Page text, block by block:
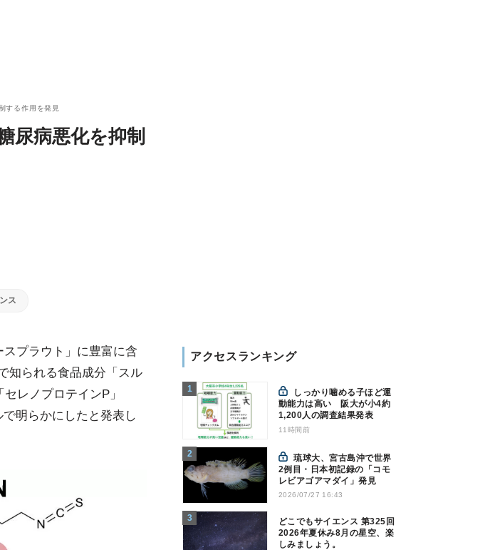
する作用を発見
尿病悪化を抑制
ス
プラウト」に豊富に含
知られる食品成分「スル
レノプロテインP」
明らかにしたと発表し
アクセスランキング
動能力は高い 阪大が小4約
1,200人の調査結果発表
11時間前
琉球大、宮古島沖で世界
2例目・日本初記録の「コモ
レビアゴアマダイ」発見
2026/07/27 16:43
どこでもサイエンス 第325回
2026年夏休み8月の星空、楽
しみましょう。